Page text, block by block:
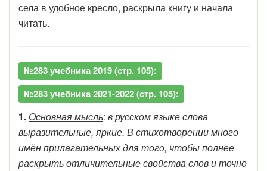
села в удобное кресло, раскрыла книгу и начала
читать.
№283 учебника 2019 (стр. 105):
№283 учебника 2021-2022 (стр. 105):
1. Основная мысль: в русском языке слова
выразительные, яркие. В стихотворении много
имён прилагательных для того, чтобы полнее
раскрыть отличительные свойства слов и точно